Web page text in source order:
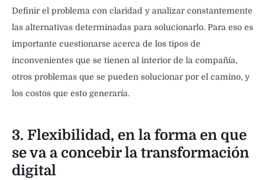
Definir el problema con claridad y analizar constantemente
las alternativas determinadas para solucionarlo. Para eso es
importante cuestionarse acerca de los tipos de
inconvenientes que se tienen al interior de la compañía,
otros problemas que se pueden solucionar por el camino, y
los costos que esto generaría.
3. Flexibilidad, en la forma en que
se va a concebir la transformación
digital